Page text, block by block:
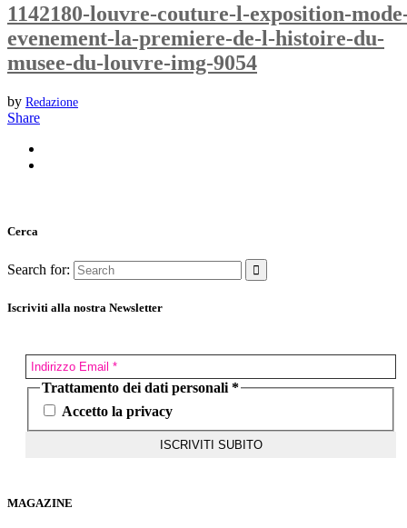
1142180-louvre-couture-l-exposition-
evenement-la-premiere-de-l-histoire-du-
musee-du-louvre-img-9054
by Redazione
Share
Cerca
Search for:
Iscriviti alla nostra Newsletter
Trattamento dei dati personali *
Accetto la privacy
MAGAZINE